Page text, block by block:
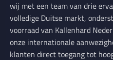
wij met een team van drie
volledige Duitse markt,
voorraad van Kallenhard
onze internationale
klanten direct toegang tot